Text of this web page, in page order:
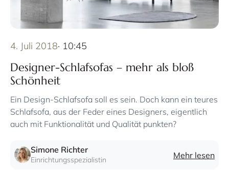
4. Juli 2018· 10:45
Designer-Schlafsofas – mehr als bloß
Schönheit
Ein Design-Schlafsofa soll es sein. Doch kann ein teures
Schlafsofa, aus der Feder eines Designers, eigentlich
auch mit Funktionalität und Qualität punkten?
Simone Richter
Einrichtungsspezialistin Mehr lesen